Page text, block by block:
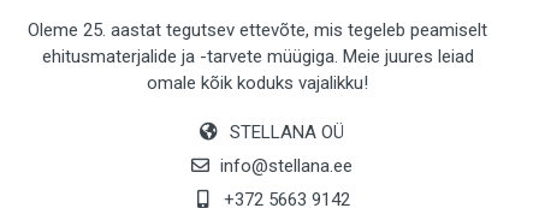
Oleme 25. aastat tegutsev ettevõte, mis tegeleb peamiselt
ehitusmaterjalide ja -tarvete müügiga. Meie juures leiad
omale kõik koduks vajalikku!
STELLANA OÜ
info@stellana.ee
+372 5663 9142